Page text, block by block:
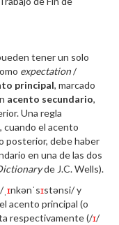
tener un solo
expectation/
principal, marcado
acento secundario,
Una regla
el acento
posterior, debe haber
en una de las dos
de J.C. Wells).
ɪnkənˈsɪstənsi/ y
acento principal (o
respectivamente (/ɪ/